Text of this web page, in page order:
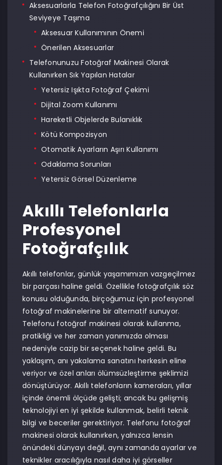
Aksesuarlarla Telefon Fotoğrafçılığını Bir Üst
Seviyeye Taşıma
Aksesuar Kullanımının Önemi
Önerilen Aksesuarlar
Telefonunuzu Fotoğraf Makinesi Olarak
Kullanırken Sık Yapılan Hatalar
Yetersiz Işıkta Fotoğraf Çekimi
Dijital Zoom Kullanımı
Hareketli Objelerde Bulanıklık
Kötü Kompozisyon
Otomatik Ayarların Aşırı Kullanımı
Odaklama Sorunları
Yetersiz Görsel Düzenleme
Akıllı Telefonlarla
Profesyonel
Fotoğrafçılık
Akıllı telefonlar, günlük yaşamımızın vazgeçilmez
bir parçası haline geldi. Özellikle fotoğrafçılık söz
konusu olduğunda, birçoğumuz için profesyonel
fotoğraf makinelerine bir alternatif sunuyor.
Telefonu fotoğraf makinesi olarak kullanma,
pratikliği ve her zaman yanımızda olması
nedeniyle cazip bir seçenek haline geldi. Bu
yaklaşım, anı yakalama sanatını herkesin eline
veriyor ve özel anları ölümsüzleştirme şeklimizi
dönüştürüyor. Akıllı telefonların kameraları, yıllar
içinde önemli ölçüde gelişti; ancak bu gelişmiş
teknolojiyi en iyi şekilde kullanmak, belirli teknik
bilgi ve beceriler gerektiriyor. Telefonu fotoğraf
makinesi olarak kullanırken, yalnızca lensin
önündeki dünyayı değil, aynı zamanda ayarlar ve
teknikler aracılığıyla nasıl daha iyi görseller